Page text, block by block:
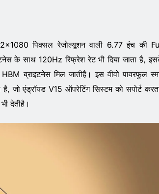
पिक्सल रेजोल्यूशन वाली 6.77 इंच की
के साथ 120Hz रिफ्रेश रेट भी दिया जाता है,
ब्राइटनेस मिल जातीहै। इस वीवो पावरफुल
जो एंड्रॉयड V15 ऑपरेटिंग सिस्टम को सपोर्ट
देतीहै।